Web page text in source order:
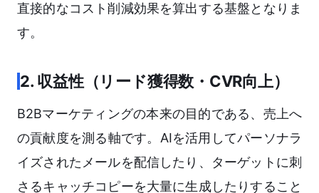
直接的なコスト削減効果を算出する基盤となりま
す。
2. 収益性（リード獲得数・CVR向上）
B2Bマーケティングの本来の目的である、売上へ
の貢献度を測る軸です。AIを活用してパーソナラ
イズされたメールを配信したり、ターゲットに刺
さるキャッチコピーを大量に生成したりすること